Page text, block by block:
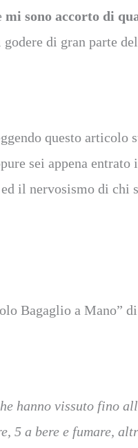
mi sono accorto di
di gran parte
questo
sei appena
il nervosismo di chi
Bagaglio a Mano”
hanno vissuto fino
5 a bere e fumare,